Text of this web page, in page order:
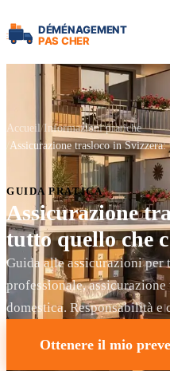
Accueil Informazioni pratiche
Assicurazione trasloco in Svizzera:
GUIDA PRATICA
Assicurazione
tutto quello che
Guida alle assicurazioni per
professionale,
domestica. Responsabilità e
Ottenere il mio